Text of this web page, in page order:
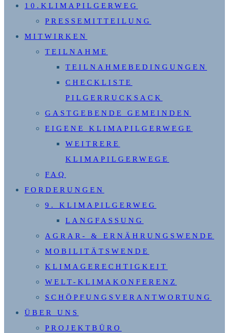
alle
10.KLIMAPILGERWEG
PRESSEMITTEILUNG
MITWIRKEN
TEILNAHME
TEILNAHMEBEDINGUNGEN
CHECKLISTE
PILGERRUCKSACK
GASTGEBENDE GEMEINDEN
EIGENE KLIMAPILGERWEGE
WEITRERE
KLIMAPILGERWEGE
FAQ
FORDERUNGEN
9. KLIMAPILGERWEG
LANGFASSUNG
AGRAR- & ERNÄHRUNGSWENDE
MOBILITÄTSWENDE
KLIMAGERECHTIGKEIT
WELT-KLIMAKONFERENZ
SCHÖPFUNGSVERANTWORTUNG
ÜBER UNS
PROJEKTBÜRO